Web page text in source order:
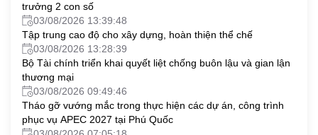
trưởng 2 con số
03/08/2026 13:39:48
Tập trung cao độ cho xây dựng, hoàn thiện thể chế
03/08/2026 13:28:39
Bộ Tài chính triển khai quyết liệt chống buôn lậu và gian lận
thương mại
03/08/2026 09:49:46
Tháo gỡ vướng mắc trong thực hiện các dự án, công trình
phục vụ APEC 2027 tại Phú Quốc